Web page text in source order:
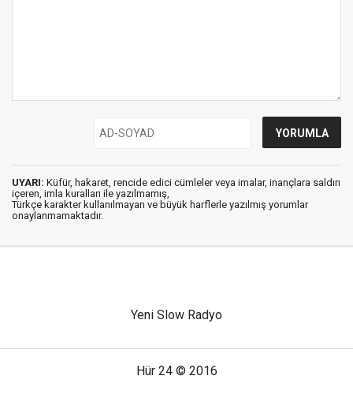
UYARI: Küfür, hakaret, rencide edici cümleler veya imalar, inançlara saldırı
içeren, imla kuralları ile yazılmamış,
Türkçe karakter kullanılmayan ve büyük harflerle yazılmış yorumlar
onaylanmamaktadır.
Yeni Slow Radyo
Hür 24 © 2016